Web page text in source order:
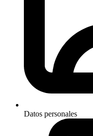
Datos personales